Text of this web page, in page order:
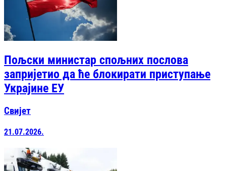
Пољски министар спољних послова
запријетио да ће блокирати приступање
Украјине ЕУ
Свијет
21.07.2026.